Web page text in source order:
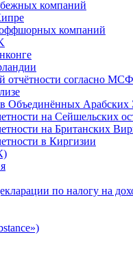
компаний
оффшорных компаний
отчётности согласно
в Объединённых
на Сейшельских
на Британских
в Киргизии
по налогу на